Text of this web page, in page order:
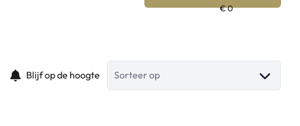
Blijf op de hoogte Sorteer op